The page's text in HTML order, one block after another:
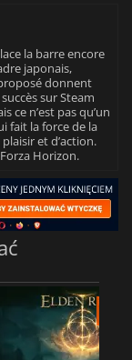
la barre encore
japonais,
donnent
sur Steam
ce n’est pas qu’un
fait la force de la
et d’action.
Horizon.